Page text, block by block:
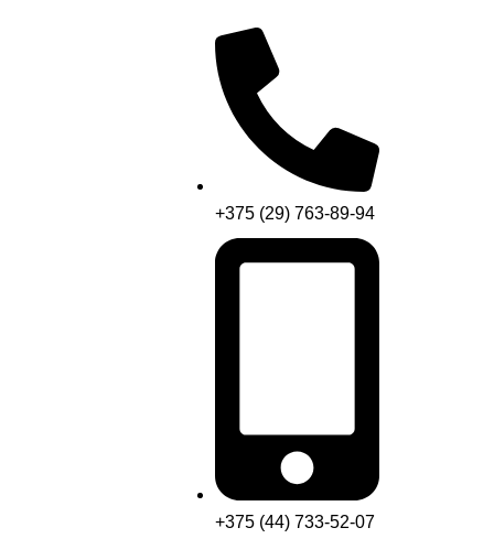
+375 (29) 763-89-94
+375 (44) 733-52-07